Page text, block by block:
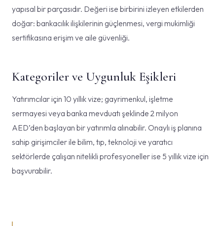
yapısal bir parçasıdır. Değeri ise birbirini izleyen etkilerden
doğar: bankacılık ilişkilerinin güçlenmesi, vergi mukimliği
sertifikasına erişim ve aile güvenliği.
Kategoriler ve Uygunluk Eşikleri
Yatırımcılar için 10 yıllık vize; gayrimenkul, işletme
sermayesi veya banka mevduatı şeklinde 2 milyon
AED’den başlayan bir yatırımla alınabilir. Onaylı iş planına
sahip girişimciler ile bilim, tıp, teknoloji ve yaratıcı
sektörlerde çalışan nitelikli profesyoneller ise 5 yıllık vize için
başvurabilir.